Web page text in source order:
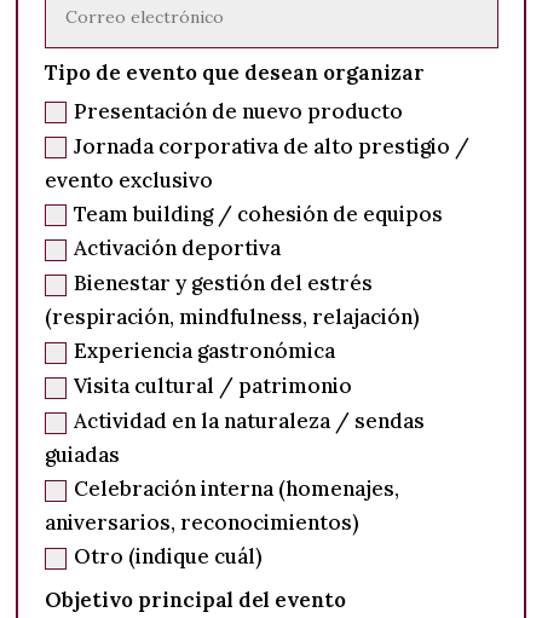
Tipo de evento que desean organizar
Presentación de nuevo producto
Jornada corporativa de alto prestigio /
evento exclusivo
Team building / cohesión de equipos
Activación deportiva
Bienestar y gestión del estrés
(respiración, mindfulness, relajación)
Experiencia gastronómica
Visita cultural / patrimonio
Actividad en la naturaleza / sendas
guiadas
Celebración interna (homenajes,
aniversarios, reconocimientos)
Otro (indique cuál)
Objetivo principal del evento